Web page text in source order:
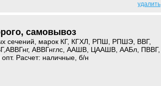
удалить
самовывоз
сечений, марок КГ, КГХЛ, РПШ, РПШЭ, ВВГ,
АВВГнглс, ААШВ, ЦААШВ, ААБл, ПВВГ,
Расчет: наличные, б/н